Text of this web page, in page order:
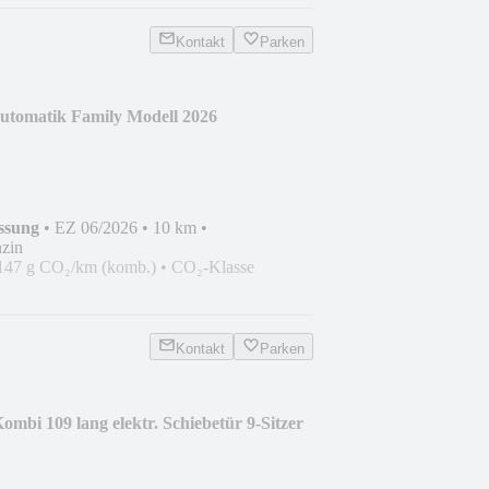
Kontakt Parken
Family Modell 2026
• EZ 06/2026 • 10 km •
g CO₂/km (komb.) • CO₂-Klasse
Kontakt Parken
109 lang elektr. Schiebetür 9-Sitzer